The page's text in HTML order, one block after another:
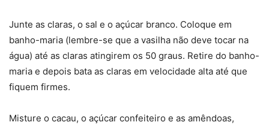
Junte as claras, o sal e o açúcar branco. Coloque em
banho-maria (lembre-se que a vasilha não deve tocar na
água) até as claras atingirem os 50 graus. Retire do banho-
maria e depois bata as claras em velocidade alta até que
fiquem firmes.
Misture o cacau, o açúcar confeiteiro e as amêndoas,